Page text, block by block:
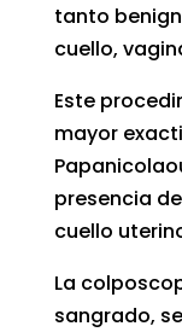
tanto
cuello,
Este
mayor
presencia
cuello
La
sangrado,